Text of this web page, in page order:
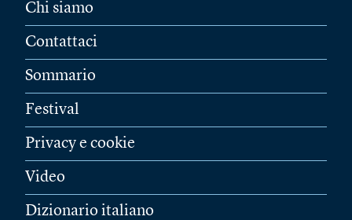
Chi siamo
Contattaci
Sommario
Festival
Privacy e cookie
Video
Dizionario italiano